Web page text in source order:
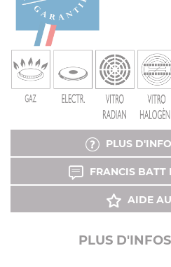
PLUS
FRANCIS BATT
AIDE
PLUS